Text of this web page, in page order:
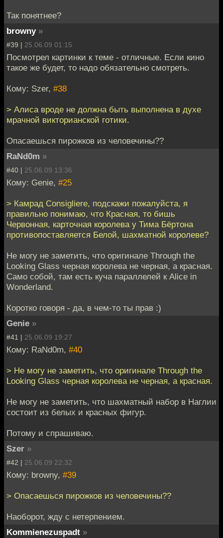
Так понятнее?
browny »
#39 | 25.06.09 01:15
Посмотрел картинки к теме - отличные. Если кино
такое же будет, то надо обязательно смотреть.
Кому: Szer, #38
> Алиса вроде не должна быть выполнена в духе
мрачной викторианской готики.
Опасаешься пирожков из человечины??
RaNd0m »
#40 | 25.06.09 13:36
Кому: Genie, #25
> Камрад Consigliere, подскажи пожалуйста, я
правильно понимаю, что Красная, то бишь
Червонная, карточная королева у Тима Бёртона
противопоставляется Белой, шахматной королеве?
Не могу не заметить, что оригинале Through the
Looking Glass черная королева не черная, а красная.
Само собой, там есть куча параллелей к Alice in
Wonderland.
Коротко говоря - да, в чем-то ты прав :)
Genie »
#41 | 25.06.09 19:27
Кому: RaNd0m, #40
> Не могу не заметить, что оригинале Through the
Looking Glass черная королева не черная, а красная.
Не могу не заметить, что шахматный набор в Наглии
состоит из белых и красных фигур.
Потому и спрашиваю.
Szer »
#42 | 25.06.09 22:32
Кому: browny, #39
> Опасаешься пирожков из человечины??
Наоборот, жду с нетерпением.
Kommienezuspadt »